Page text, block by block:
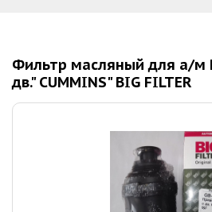
Фильтр масляный для а/м
дв." CUMMINS" BIG FILTER